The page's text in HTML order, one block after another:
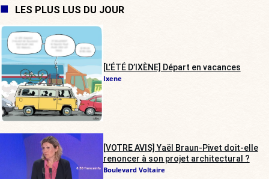
LES PLUS LUS DU JOUR
[L’ÉTÉ D’IXÈNE] Départ en vacances
Ixene
[VOTRE AVIS] Yaël Braun-Pivet doit-elle
renoncer à son projet architectural ?
Boulevard Voltaire